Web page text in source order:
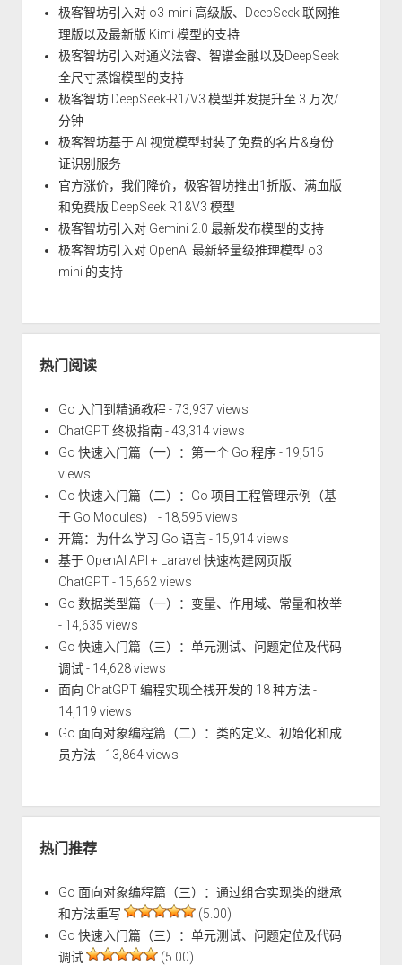
极客智坊引入对 o3-mini 高级版、DeepSeek 联网推
理版以及最新版 Kimi 模型的支持
极客智坊引入对通义法睿、智谱金融以及DeepSeek
全尺寸蒸馏模型的支持
极客智坊 DeepSeek-R1/V3 模型并发提升至 3 万次/
分钟
极客智坊基于 AI 视觉模型封装了免费的名片&身份
证识别服务
官方涨价，我们降价，极客智坊推出1折版、满血版
和免费版 DeepSeek R1&V3 模型
极客智坊引入对 Gemini 2.0 最新发布模型的支持
极客智坊引入对 OpenAI 最新轻量级推理模型 o3
mini 的支持
热门阅读
Go 入门到精通教程- 73,937 views
ChatGPT 终极指南- 43,314 views
Go 快速入门篇（一）：第一个 Go 程序- 19,515
views
Go 快速入门篇（二）：Go 项目工程管理示例（基
于 Go Modules）
- 18,595 views
开篇：为什么学习 Go 语言- 15,914 views
基于 OpenAI API + Laravel 快速构建网页版
ChatGPT- 15,662 views
Go 数据类型篇（一）：变量、作用域、常量和枚举
- 14,635 views
Go 快速入门篇（三）：单元测试、问题定位及代码
调试- 14,628 views
面向 ChatGPT 编程实现全栈开发的 18 种方法-
14,119 views
Go 面向对象编程篇（二）：类的定义、初始化和成
员方法- 13,864 views
热门推荐
Go 面向对象编程篇（三）：通过组合实现类的继承
和方法重写
(5.00)
Go 快速入门篇（三）：单元测试、问题定位及代码
调试
(5.00)